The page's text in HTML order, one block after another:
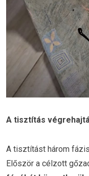
A tisztítás
A tisztítást három
Először a célzott